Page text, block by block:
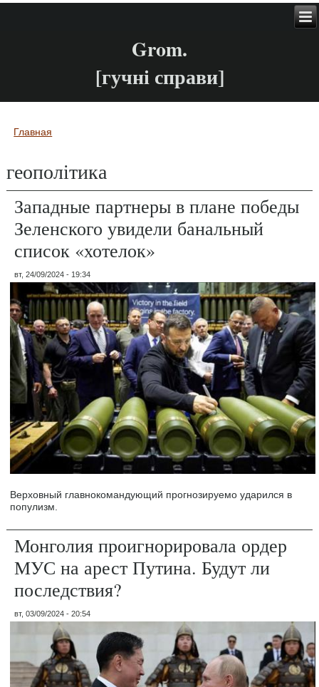
Grom.
[гучні справи]
Вы здесь
Главная
геополітика
Западные партнеры в плане победы
Зеленского увидели банальный
список «хотелок»
вт, 24/09/2024 - 19:34
Верховный главнокомандующий прогнозируемо ударился в
популизм.
Монголия проигнорировала ордер
МУС на арест Путина. Будут ли
последствия?
вт, 03/09/2024 - 20:54